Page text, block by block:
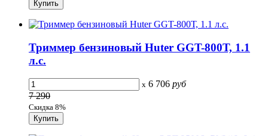
Триммер бензиновый Huter GGT-800Т, 1.1
л.с.
x 6 706 руб
7 290
Скидка 8%